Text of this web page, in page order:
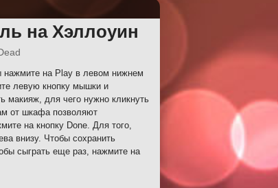
на Хэллоуин
нажмите на Play в левом нижнем
левую кнопку мышки и
макияж, для чего нужно кликнуть
от шкафа позволяют
на кнопку Done. Для того,
внизу. Чтобы сохранить
сыграть еще раз, нажмите на